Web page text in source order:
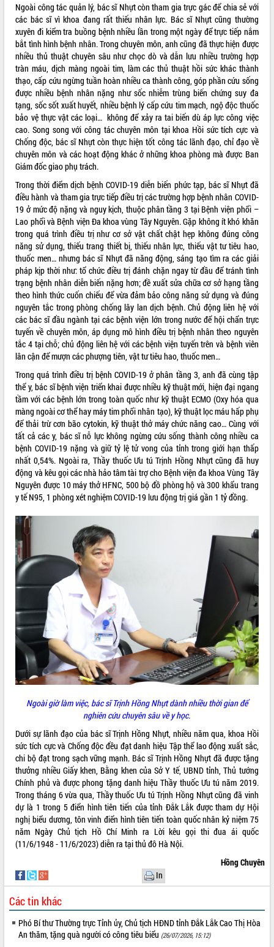
Ngoài công tác quản lý, bác sĩ Nhựt còn tham gia trực gác để chia sẻ với
các bác sĩ vì khoa đang rất thiếu nhân lực. Bác sĩ Nhựt cũng thường
xuyên đi kiểm tra buồng bệnh nhiều lần trong một ngày để trực tiếp nắm
bắt tình hình bệnh nhân. Trong chuyên môn, anh cũng đã thực hiện được
nhiều thủ thuật chuyên sâu như chọc dò và dẫn lưu nhiều trường hợp
tràn máu, dịch màng ngoài tim, làm các thủ thuật hồi sức khác thành
thạo, cấp cứu ngừng tuần hoàn nhiều ca thành công, góp phần cứu sống
được nhiều bệnh nhân nặng như sốc nhiễm trùng biến chứng suy đa
tạng, sốc sốt xuất huyết, nhiều bệnh lý cấp cứu tim mạch, ngộ độc thuốc
bảo vệ thực vật các loại… không để xảy ra tai biến dù áp lực công việc
cao. Song song với công tác chuyên môn tại khoa Hồi sức tích cực và
Chống độc, bác sĩ Nhựt còn thực hiện tốt công tác lãnh đạo, chỉ đạo về
chuyên môn và các hoạt động khác ở những khoa phòng mà được Ban
Giám đốc giao phụ trách.
Trong thời điểm dịch bệnh COVID-19 diễn biến phức tạp, bác sĩ Nhựt đã
điều hành và tham gia trực tiếp điều trị các trường hợp bệnh nhân COVID-
19 ở mức độ nặng và nguy kịch, thuộc phân tầng 3 tại Bệnh viện phổi –
Lao phổi và Bệnh viện Đa khoa vùng Tây Nguyên. Gặp không ít khó khăn
trong quá trình điều trị như cơ sở vật chất chật hẹp không đúng công
năng sử dụng, thiếu trang thiết bị, thiếu nhân lực, thiếu vật tư tiêu hao,
thuốc men… nhưng bác sĩ Nhựt đã năng động, sáng tạo tìm ra các giải
pháp kịp thời như: tổ chức điều trị đánh chặn ngay từ đầu để tránh tình
trạng bệnh nhân diễn biến nặng hơn; đề xuất sửa chữa cơ sở hạng tầng
theo hình thức cuốn chiếu để vừa đảm bảo công năng sử dụng và đúng
nguyên tắc trong phòng chống lây lan dịch bệnh. Chủ động liên hệ với
các bác sĩ đầu ngành tại các bệnh viện lớn trong nước để hội chẩn trực
tuyến về chuyên môn, áp dụng mô hình điều trị bệnh nhân theo nguyên
tắc 4 tại chỗ; chủ động liên hệ với các bệnh viện tuyến trên và bệnh viên
lân cận để mượn các phượng tiên, vật tư tiêu hao, thuốc men…
Trong quá trình điều trị bệnh COVID-19 ở phân tầng 3, anh đã cùng tập
thể y, bác sĩ bệnh viện triển khai được nhiều kỹ thuật mới, hiện đại ngang
tầm với các bệnh lớn trong toàn quốc như kỹ thuật ECMO (Oxy hóa qua
màng ngoài cơ thể hay máy tim phổi nhân tạo), kỹ thuật lọc máu hấp phụ
để thải trừ cơn bão cytokin, kỹ thuật thở máy chức năng cao… Cùng với
tất cả các y, bác sĩ nỗ lực không ngừng cứu sống thành công nhiều ca
bệnh COVID-19 nặng và giữ tỷ lệ tử vong của tỉnh trong giới hạn thấp
nhất 0,54%. Ngoài ra, Thầy thuốc Ưu tú Trịnh Hồng Nhựt cũng đã huy
động và kêu gọi các nhà hảo tâm tài trợ cho Bệnh viện đa khoa Vùng Tây
Nguyên được 10 máy thở HFNC, 500 bộ đồ phòng hộ và 300 khẩu trang
y tế N95, 1 phòng xét nghiệm COVID-19 lưu động trị giá gần 1 tỷ đồng.
Ngoài giờ làm việc, bác sĩ Trịnh Hồng Nhựt dành nhiều thời gian để
nghiên cứu chuyên sâu về y học.
Dưới sự lãnh đạo của bác sĩ Trịnh Hồng Nhựt, nhiều năm qua, khoa Hồi
sức tích cực và Chống độc đều đạt danh hiệu Tập thể lao động xuất sắc,
chi bộ đạt trong sạch vững mạnh. Bác sĩ Trịnh Hồng Nhựt đã được tặng
thưởng nhiều Giấy khen, Bằng khen của Sở Y tế, UBND tỉnh, Thủ tướng
Chính phủ và được phong tặng danh hiệu Thầy thuốc Ưu tú năm 2019.
Trong tháng 6 vừa qua, Thầy thuốc Ưu tú Trịnh Hồng Nhựt cũng đã vinh
dự là 1 trong 5 điển hình tiên tiến của tỉnh Đắk Lắk được tham dự Hội
nghị biểu dương, tôn vinh điển hình tiên tiến toàn quốc nhân kỷ niệm 75
năm Ngày Chủ tịch Hồ Chí Minh ra Lời kêu gọi thi đua ái quốc
(11/6/1948 - 11/6/2023) diễn ra tại thủ đô Hà Nội.
Hồng Chuyên
In
Các tin khác
Phó Bí thư Thường trực Tỉnh ủy, Chủ tịch HĐND tỉnh Đắk Lắk Cao Thị Hòa
An thăm, tặng quà người có công tiêu biểu (26/07/2026, 15:12)